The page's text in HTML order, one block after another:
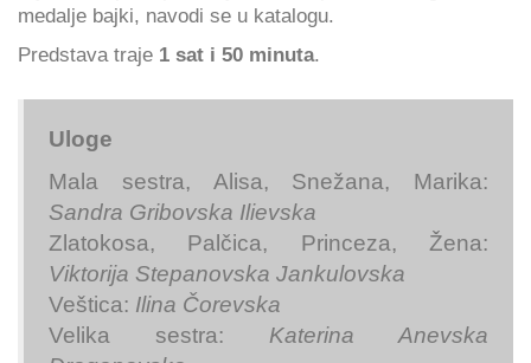
medalje bajki, navodi se u katalogu.
Predstava traje 1 sat i 50 minuta.
Uloge
Mala sestra, Alisa, Snežana, Marika:
Sandra Gribovska Ilievska
Zlatokosa, Palčica, Princeza, Žena:
Viktorija Stepanovska Jankulovska
Veštica: Ilina Čorevska
Velika sestra: Katerina Anevska